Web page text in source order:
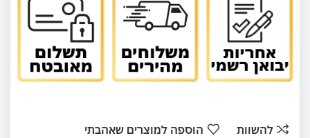
להשוות הוספה למוצרים שאהבתי